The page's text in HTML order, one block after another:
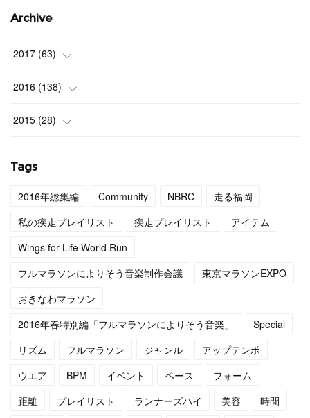
Archive
2017 (63)
(3)
(4)
( 4)
(4)
(5)
(
2016 (138)
(9)
( 12)
(13 )
(
)
2015 (28)
Tags
2016年総集編 Community NBRC
走る福岡
私の疾走プレイリスト
疾走プレイリスト
アイテム
Wings for Life World Run
フルマラソンによりそう音楽制作会議
東京マラソンEXPO
おきなわマラソン
2016年春特別編「フルマラソンによりそう音楽」
Special
リズム
フルマラソン ジャンル
アップテンポ
ウエア
BPM イベント ペース
フォーム
距離
プレイリスト ランナーズハイ 美容 時間